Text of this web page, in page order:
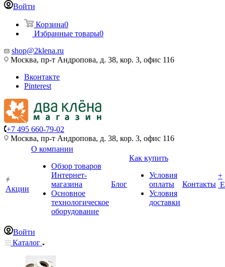
Войти
Корзина0
Избранные товары0
shop@2klena.ru
Москва, пр-т Андропова, д. 38, кор. 3, офис 116
Вконтакте
Pinterest
+7 495 660-79-02
Москва, пр-т Андропова, д. 38, кор. 3, офис 116
Акции
О компании
Обзор товаров
Интернет-
магазина
Основное
технологическое
оборудование
Блог
Как купить
Условия
оплаты
Условия
доставки
Контакты
+
Войти
Каталог